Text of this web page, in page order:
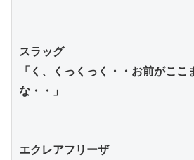
スラッグ
「く、くっくっく・・お前がここ
な・・」
エクレアフリーザ